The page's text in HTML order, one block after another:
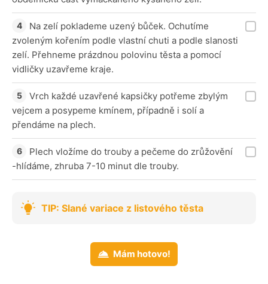
Na zelí poklademe uzený bůček. Ochutíme
zvoleným kořením podle vlastní chuti a podle slanosti
zelí. Přehneme prázdnou polovinu těsta a pomocí
vidličky uzavřeme kraje.
Vrch každé uzavřené kapsičky potřeme zbylým
vejcem a posypeme kmínem, případně i solí a
přendáme na plech.
Plech vložíme do trouby a pečeme do zrůžovění
-hlídáme, zhruba 7-10 minut dle trouby.
TIP: Slané variace z listového těsta
Mám hotovo!